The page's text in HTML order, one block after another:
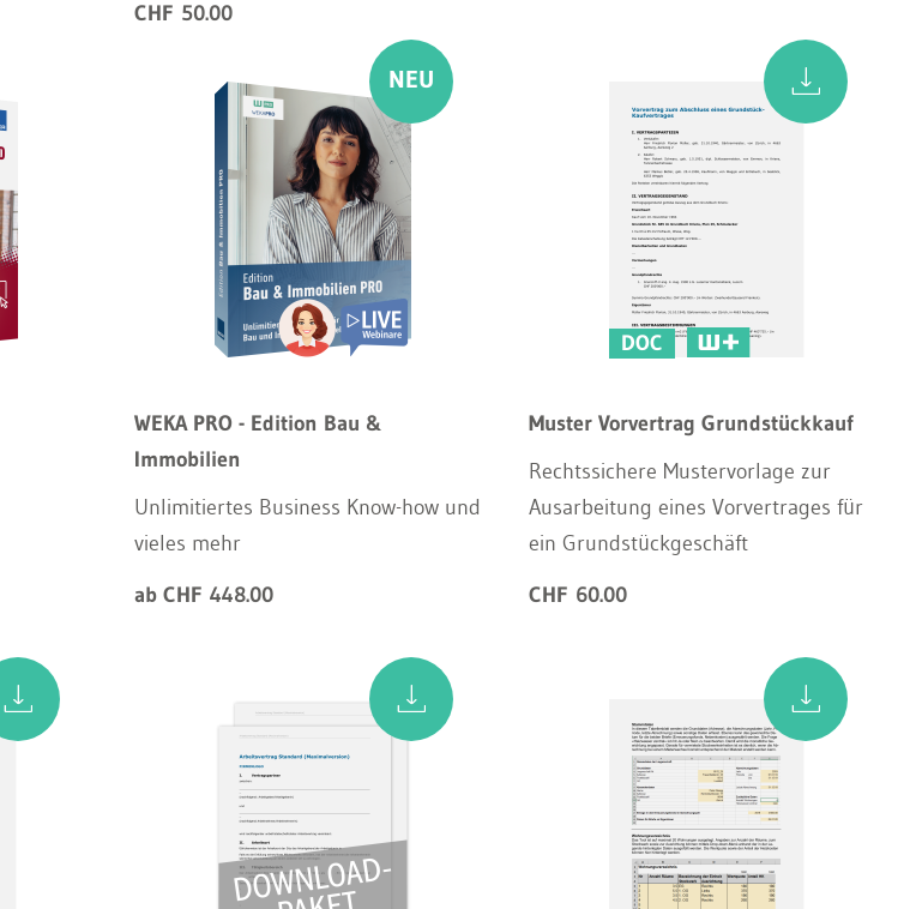
CHF 50.00
WEKA PRO - Edition Bau &
Immobilien
Unlimitiertes Business Know-how und
vieles mehr
ab CHF 448.00
DOC
Muster Vorvertrag Grundstückkauf
Rechtssichere Mustervorlage zur
Ausarbeitung eines Vorvertrages für
ein Grundstückgeschäft
CHF 60.00